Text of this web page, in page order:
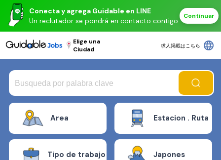
Conecta y agrega Guidable en LINE
Un reclutador se pondrá en contacto contigo
Continuar
Elige una
Ciudad
求人掲載はこちら language
Area Estacion . Ruta
Tipo de trabajo Japones